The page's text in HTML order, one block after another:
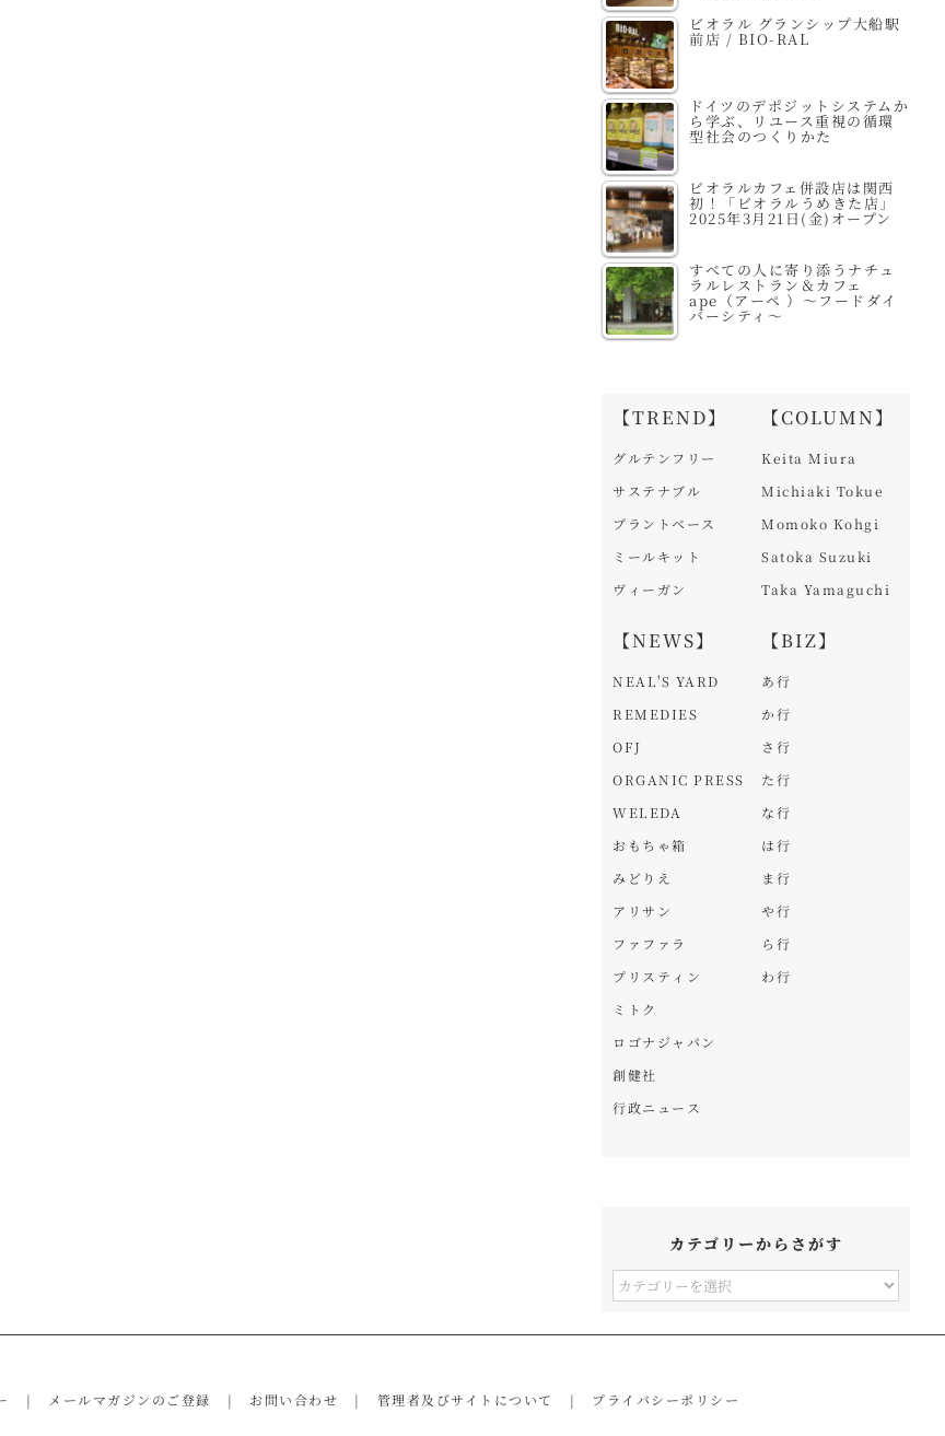
ビオラル グランシップ大船駅
前店 / BIO-RAL
ドイツのデポジットシステムか
ら学ぶ、リユース重視の循環
型社会のつくりかた
ビオラルカフェ併設店は関西
初！「ビオラルうめきた店」
2025年3月21日(金)オープン
すべての人に寄り添うナチュ
ラルレストラン＆カフェ
ape（アーペ ）～フードダイ
バーシティ～
【TREND】
グルテンフリー
サステナブル
プラントベース
ミールキット
ヴィーガン
【NEWS】
NEAL'S YARD
REMEDIES
OFJ
ORGANIC PRESS
WELEDA
おもちゃ箱
みどりえ
アリサン
ファファラ
プリスティン
ミトク
ロゴナジャパン
創健社
行政ニュース
【COLUMN】
Keita Miura
Michiaki Tokue
Momoko Kohgi
Satoka Suzuki
Taka Yamaguchi
【BIZ】
あ行
か行
さ行
た行
な行
は行
ま行
や行
ら行
わ行
カテゴリーからさがす
カ
ー
メールマガジンのご登録 お問い合わせ 管理者及びサイトについて プライバシーポリシー